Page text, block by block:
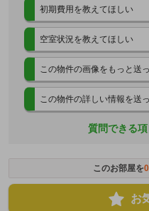
初期費用を教えてほしい
空室状況を教えてほしい
この物件の画像をもっと送
この物件の詳しい情報を送
質問できる
このお部屋を0
お